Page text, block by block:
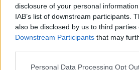
disclosure of your personal
IAB’s list of downstream participants.
also be disclosed by us to third parties
Downstream Participants that may
Personal Data Processing Opt
συνέχεια να στεγνώσετε
επιφάνεια.
Μηνιαία συντήρηση